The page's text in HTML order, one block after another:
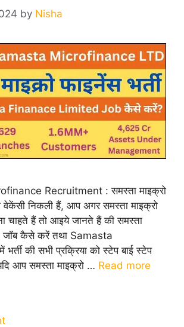
by Nisha
Recruitment : समस्ता माइक्रो
निकली हैं, आप अगर समस्ता माइक्रो
चाहते हैं तो आइये जानते हैं की समस्ता
जॉब कैसे करें तथा Samasta
की सभी प्रक्रिया को स्टेप बाई स्टेप
आप समस्ता माइक्रो … Read more